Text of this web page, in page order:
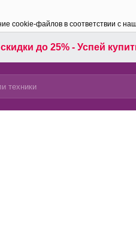
cookie-файлов в соответствии с
до 25% - Успей